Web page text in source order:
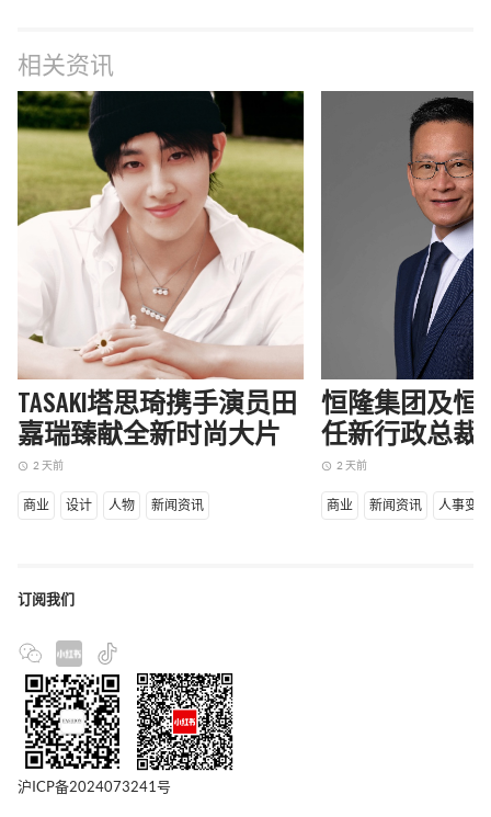
相关资讯
TASAKI塔思琦携手演员田
嘉瑞臻献全新时尚大片
access_time 2 天前
商业 设计 人物 新闻资讯
恒隆集团及恒
任新行政总裁
access_time 2 天前
商业 新闻资讯 人事变动
订阅我们
沪ICP备2024073241号